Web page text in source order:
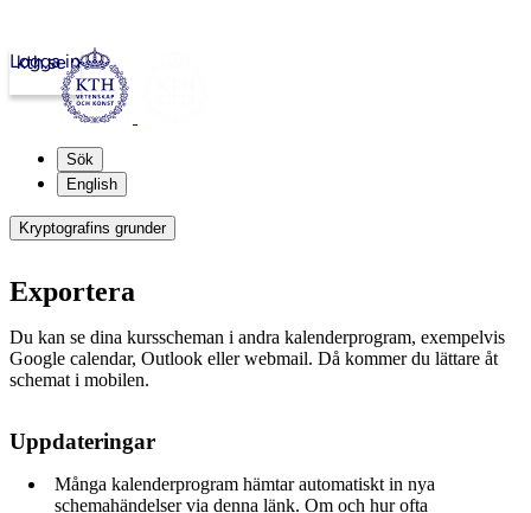
kth.se
Logga in
Sök
English
Kryptografins grunder
Exportera
Du kan se dina kursscheman i andra kalenderprogram, exempelvis
Google calendar, Outlook eller webmail. Då kommer du lättare åt
schemat i mobilen.
Uppdateringar
Många kalenderprogram hämtar automatiskt in nya
schemahändelser via denna länk. Om och hur ofta